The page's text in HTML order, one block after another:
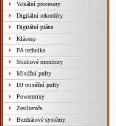
Vokální procesory
Digitální rekordéry
Digitální piána
Klávesy
PA technika
Studiové monitory
Mixážní pulty
DJ mixážní pulty
Powermixy
Zesilovače
Bezdrátové systémy